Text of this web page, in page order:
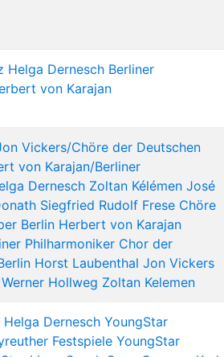
Helga Dernesch Berliner
von Karajan
Vickers/Chöre der Deutschen
von Karajan/Berliner
Dernesch Zoltan Kélémen José
Siegfried Rudolf Frese Chöre
Berlin Herbert von Karajan
Philharmoniker Chor der
Horst Laubenthal Jon Vickers
Werner Hollweg Zoltan Kelemen
Helga Dernesch YoungStar
Festspiele YoungStar